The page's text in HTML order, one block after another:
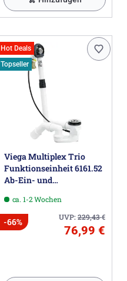
Hot Deals
Topseller
Viega Multiplex Trio
Funktionseinheit 6161.52
Ab-Ein- und
Normallänge
ca. 1-2 Wochen
UVP:229,43€
-66%
76,99 €